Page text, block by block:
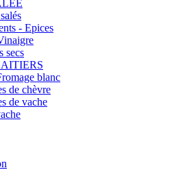
- Epices
secs
blanc
de chèvre
de vache